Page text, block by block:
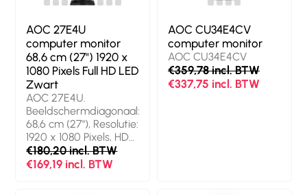
Kleur van het product:
Zwart
Versie USB-hub: 3.2
Gen 1 (3.1 Gen 1). VESA-
montage, In hoogte
verstelbaar. Kleur van
het product: Zwart
AOC 27E4U
computer monitor
68,6 cm (27") 1920 x
1080 Pixels Full HD LED
Zwart
AOC 27E4U.
Beeldschermdiagonaal:
68,6 cm (27"), Resolutie:
1920 x 1080 Pixels, HD
type: Full HD, Display
technologie: LED,
€180,20 incl. BTW
€169,19 incl. BTW
AOC CU34E4CV
computer monitor
AOC CU34E4CV
€359,78 incl. BTW
€337,75 incl. BTW